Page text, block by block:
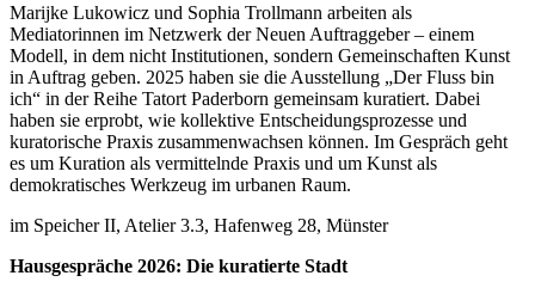
Marijke Lukowicz und Sophia Trollmann arbeiten als
Mediatorinnen im Netzwerk der Neuen Auftraggeber – einem
Modell, in dem nicht Institutionen, sondern Gemeinschaften Kunst
in Auftrag geben. 2025 haben sie die Ausstellung „Der Fluss bin
ich“ in der Reihe Tatort Paderborn gemeinsam kuratiert. Dabei
haben sie erprobt, wie kollektive Entscheidungsprozesse und
kuratorische Praxis zusammenwachsen können. Im Gespräch geht
es um Kuration als vermittelnde Praxis und um Kunst als
demokratisches Werkzeug im urbanen Raum.
im Speicher II, Atelier 3.3, Hafenweg 28, Münster
Hausgespräche 2026: Die kuratierte Stadt